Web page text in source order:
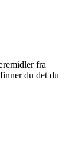
fra
du det du